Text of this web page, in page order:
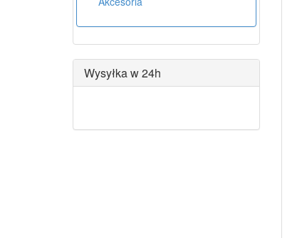
Wysyłka w 24h